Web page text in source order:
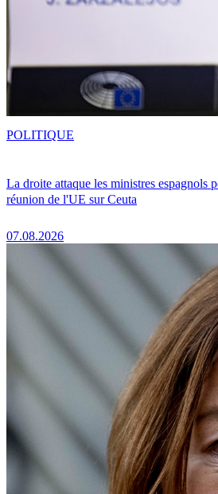
La droite attaque les ministres espagnols
réunion de l'UE sur Ceuta
07.08.2026
POLITIQUE